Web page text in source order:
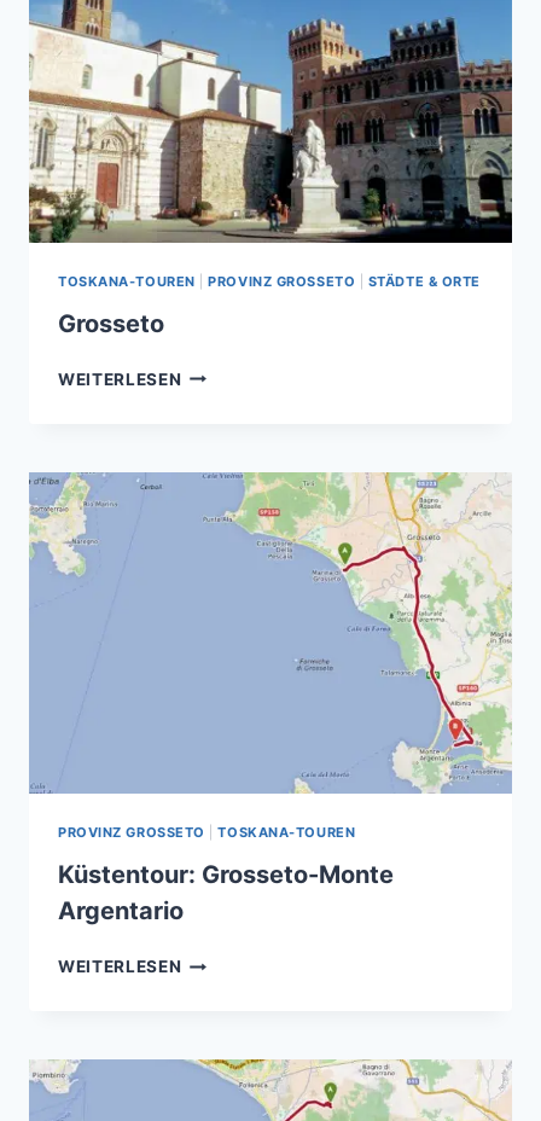
TOSKANA-TOUREN |PROVINZ GROSSETO STÄDTE & ORTE
Grosseto
WEITERLESEN GROSSETO
PROVINZ GROSSETO |TOSKANA-TOUREN
Küstentour: Grosseto-Monte
Argentario
WEITERLESEN KÜSTENTOUR: